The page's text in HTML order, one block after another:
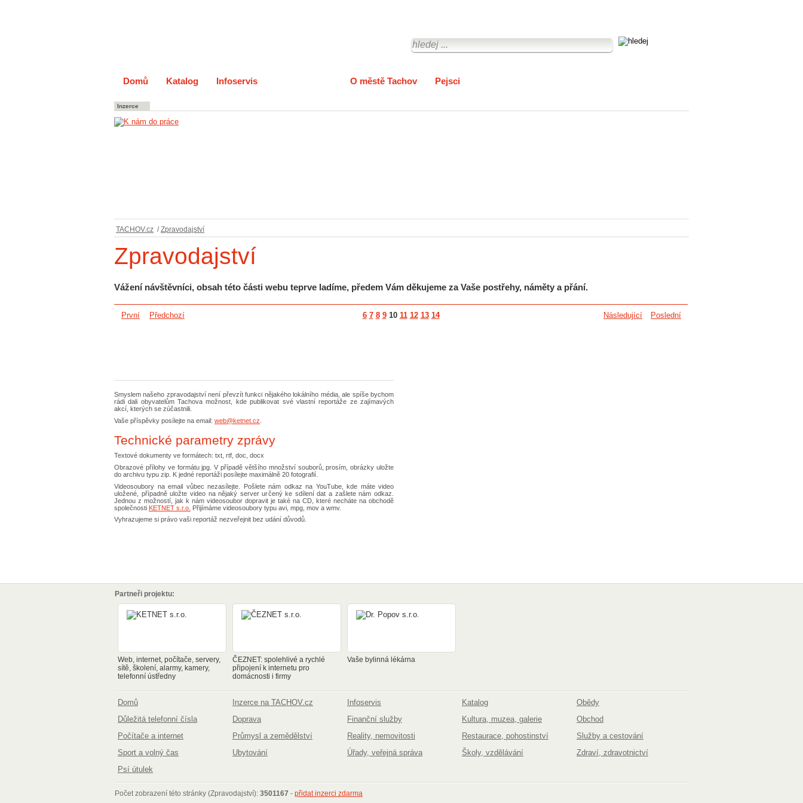
Domů Katalog Infoservis O městě Tachov Pejsci
Inzerce
TACHOV.cz / Zpravodajství
Zpravodajství
Vážení návštěvníci, obsah této části webu teprve ladíme, předem Vám děkujeme za Vaše postřehy, náměty a přání.
První Předchozí 6 7 8 9 10 11 12 13 14 Následující Poslední
Smyslem našeho zpravodajství není převzít funkci nějakého lokálního média, ale spíše bychom
rádi dali obyvatelům Tachova možnost, kde publikovat své vlastní reportáže ze zajímavých
akcí, kterých se zúčastnili.
Vaše příspěvky posílejte na email: web@ketnet.cz
Technické parametry zprávy
Textové dokumenty ve formátech: txt, rtf, doc, docx
Obrazové přílohy ve formátu jpg. V případě většího množství souborů, prosím, obrázky uložte
do archivu typu zip. K jedné reportáži posílejte maximálně 20 fotografií.
Videosoubory na email vůbec nezasílejte. Pošlete nám odkaz na YouTube, kde máte video
uložené, případně uložte video na nějaký server určený ke sdílení dat a zašlete nám odkaz.
Jednou z možností, jak k nám videosoubor dopravit je také na CD, které necháte na obchodě
společnosti KETNET s.r.o. Přijímáme videosoubory typu avi, mpg, mov a wmv.
Vyhrazujeme si právo vaši reportáž nezveřejnit bez udání důvodů.
Partneři projektu:
Web, internet, počítače, servery,
sítě, školení, alarmy, kamery,
telefonní ústředny
ČEZNET: spolehlivé a rychlé
připojení k internetu pro
domácnosti i firmy
Vaše bylinná lékárna
Domů Inzerce na TACHOV.cz Infoservis Katalog
Obědy
Důležitá telefonní čísla
Doprava Finanční služby Kultura, muzea, galerie
Obchod
Počítače a internet
Průmysl a zemědělství Reality, nemovitosti Restaurace, pohostinství
Služby a cestování
Sport a volný čas
Ubytování Úřady, veřejná správa Školy, vzdělávání
Zdraví, zdravotnictví
Psí útulek
Počet zobrazení této stránky (Zpravodajství): 3501167 - přidat inzerci zdarma